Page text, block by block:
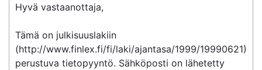
Hyvä vastaanottaja,
Tämä on julkisuuslakiin
(http://www.finlex.fi/fi/laki/ajantasa/1999/19990621)
perustuva tietopyyntö. Sähköposti on lähetetty